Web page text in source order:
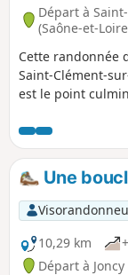
Départ à
(Saône-et-
Cette randonnée
Saint-Clément-
est le point
sur-Guye (église
historique en
l'église), des
cours de
Joncy (jolies
Ballay, sa tour
pierres retirées
(hameau de
Une
10,29 km
Départ à